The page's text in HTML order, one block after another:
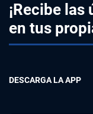
¡Recibe
en tus
DESCARGA LA APP